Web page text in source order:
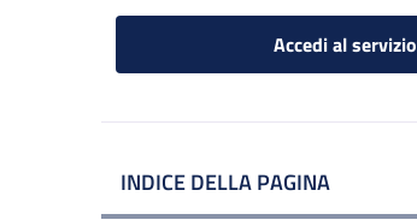
Accedi al servizio
INDICE DELLA PAGINA